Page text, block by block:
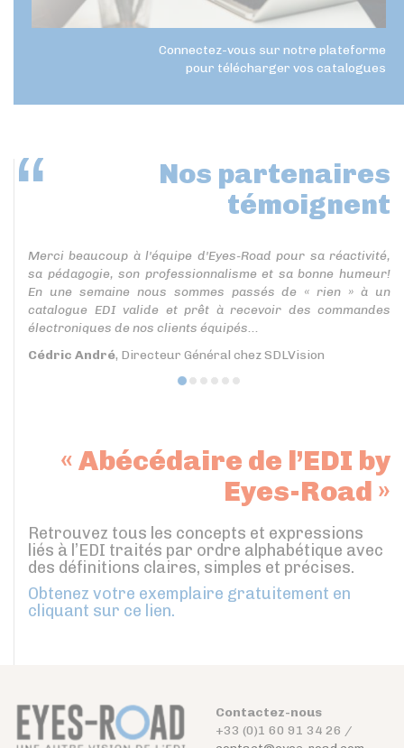
Connectez-vous sur notre plateforme
pour télécharger vos catalogues
Nos partenaires
témoignent
Merci beaucoup à l'équipe d'Eyes-Road pour sa réactivité,
sa pédagogie, son professionnalisme et sa bonne humeur!
En une semaine nous sommes passés de « rien » à un
catalogue EDI valide et prêt à recevoir des commandes
électroniques de nos clients équipés...
Cédric André, Directeur Général chez SDLVision
« Abécédaire de l’EDI by
Eyes-Road »
Retrouvez tous les concepts et expressions
liés à l’EDI traités par ordre alphabétique avec
des définitions claires, simples et précises.
Obtenez votre exemplaire gratuitement en
cliquant sur ce lien.
Contactez-nous
+33 (0)1 60 91 34 26 /